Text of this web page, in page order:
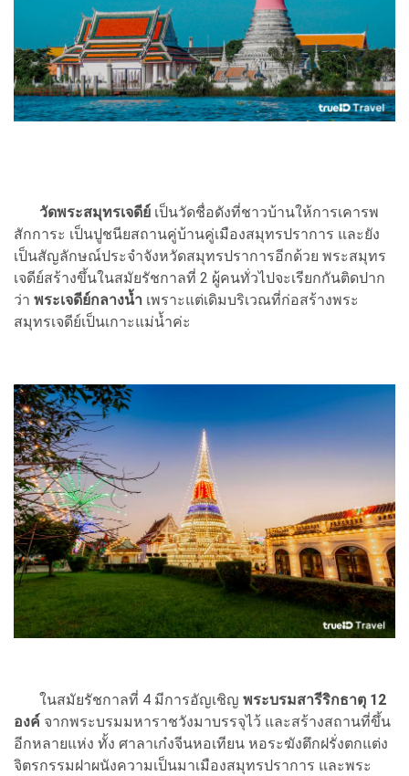
วัดพระสมุทรเจดีย์ เป็นวัดชื่อดังที่ชาวบ้านให้การเคารพ
สักการะ เป็นปูชนียสถานคู่บ้านคู่เมืองสมุทรปราการ และยัง
เป็นสัญลักษณ์ประจำจังหวัดสมุทรปราการอีกด้วย พระสมุทร
เจดีย์สร้างขึ้นในสมัยรัชกาลที่ 2 ผู้คนทั่วไปจะเรียกกันติดปาก
ว่า พระเจดีย์กลางน้ำ เพราะแต่เดิมบริเวณที่ก่อสร้างพระ
สมุทรเจดีย์เป็นเกาะแม่น้ำค่ะ
ในสมัยรัชกาลที่ 4 มีการอัญเชิญ พระบรมสารีริกธาตุ 12
องค์ จากพระบรมมหาราชวังมาบรรจุไว้ และสร้างสถานที่ขึ้น
อีกหลายแห่ง ทั้ง ศาลาเก๋งจีนหอเทียน หอระฆังตึกฝรั่งตกแต่ง
จิตรกรรมฝาผนังความเป็นมาเมืองสมุทรปราการ และพระ